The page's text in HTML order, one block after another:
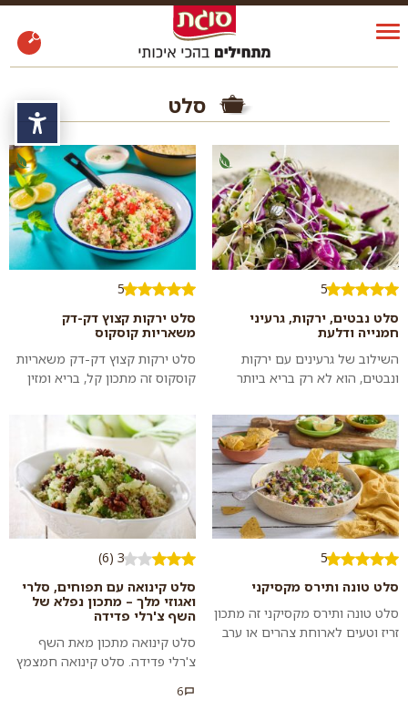
סלט
5
סלט נבטים, ירקות, גרעיני
חמנייה ודלעת
השילוב של גרעינים עם ירקות
ונבטים, הוא לא רק בריא ביותר
משולבת עם מתקתקות. שעועית
מש מונבטת ה...
5
סלט ירקות קצוץ דק-דק
משאריות קוסקוס
סלט ירקות קצוץ דק-דק משאריות
קוסקוס זה מתכון קל, בריא ומזין
לארוחה או כמנה בפני עצמה. הסוד
לס...
5
סלט טונה ותירס מקסיקני
סלט טונה ותירס מקסיקני זה מתכון
זריז וטעים לארוחת צהרים או ערב
3 (6)
סלט קינואה עם תפוחים, סלרי
ואגוזי מלך – מתכון נפלא של
השף צ'רלי פדידה
סלט קינואה מתכון מאת השף
צ'רלי פדידה. סלט קינואה חמצמץ
עשירה בטעם נפלא, קלה ומהירה
6